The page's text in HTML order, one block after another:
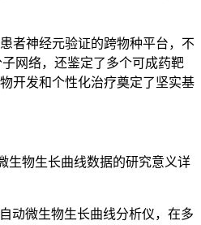
者神经元验证的跨物种平台，不
网络，还鉴定了多个可成药靶
开发和个性化治疗奠定了坚实基
生物生长曲线数据的研究意义详
动微生物生长曲线分析仪，在多